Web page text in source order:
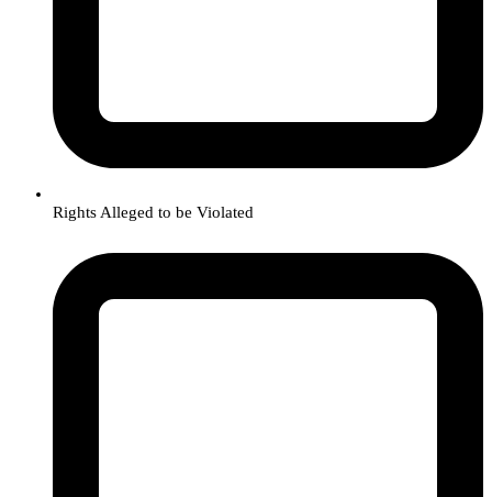
Rights Alleged to be Violated